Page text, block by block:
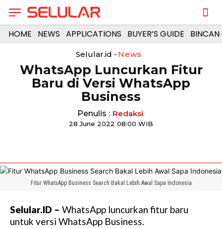
HOME NEWS APPLICATIONS BUYER’S GUIDE
Selular.id - News
WhatsApp Luncurkan Fitur
Baru di Versi WhatsApp
Business
Penulis : Redaksi
28 June 2022 08:00 WIB
Fitur WhatsApp Business Search Bakal Lebih Awal Sapa Indonesia
Selular.ID – WhatsApp luncurkan fitur baru
untuk versi WhatsApp Business.